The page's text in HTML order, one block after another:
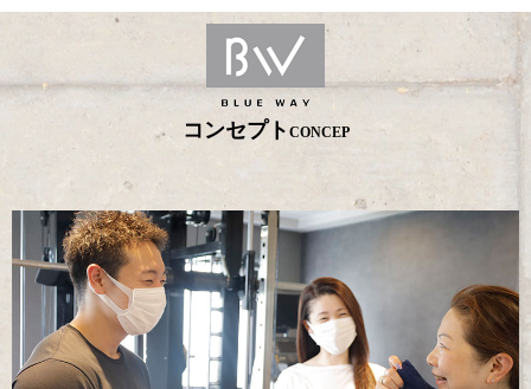
2025/12/16
年末年始休業日のお知らせ
2025/12/07
SNSのトレーニング動画を真似してもいい？
コンセプト CONCEP